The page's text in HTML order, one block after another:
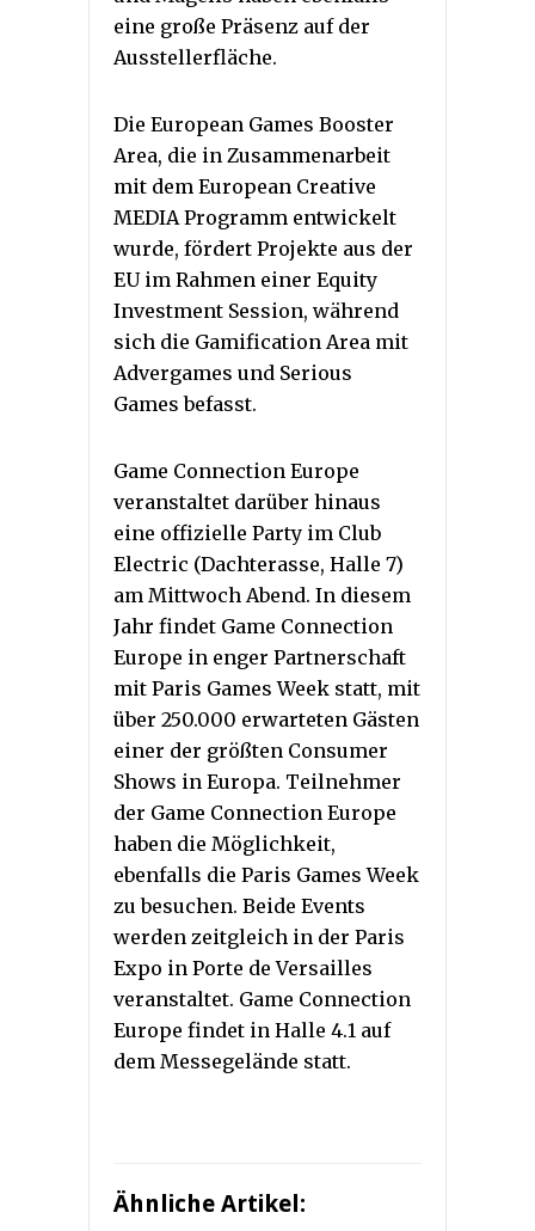
eine große Präsenz auf der
Ausstellerfläche.
Die European Games Booster
Area, die in Zusammenarbeit
mit dem European Creative
MEDIA Programm entwickelt
wurde, fördert Projekte aus der
EU im Rahmen einer Equity
Investment Session, während
sich die Gamification Area mit
Advergames und Serious
Games befasst.
Game Connection Europe
veranstaltet darüber hinaus
eine offizielle Party im Club
Electric (Dachterasse, Halle 7)
am Mittwoch Abend. In diesem
Jahr findet Game Connection
Europe in enger Partnerschaft
mit Paris Games Week statt, mit
über 250.000 erwarteten Gästen
einer der größten Consumer
Shows in Europa. Teilnehmer
der Game Connection Europe
haben die Möglichkeit,
ebenfalls die Paris Games Week
zu besuchen. Beide Events
werden zeitgleich in der Paris
Expo in Porte de Versailles
veranstaltet. Game Connection
Europe findet in Halle 4.1 auf
dem Messegelände statt.
Ähnliche Artikel: